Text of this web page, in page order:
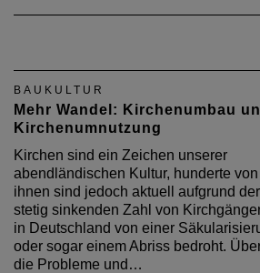
BAUKULTUR
Mehr Wandel: Kirchenumbau
Kirchenumnutzung
Kirchen sind ein Zeichen unserer
abendländischen Kultur, hunderte von
ihnen sind jedoch aktuell aufgrund der
stetig sinkenden Zahl von
in Deutschland von einer
oder sogar einem Abriss bedroht.
die Probleme und…